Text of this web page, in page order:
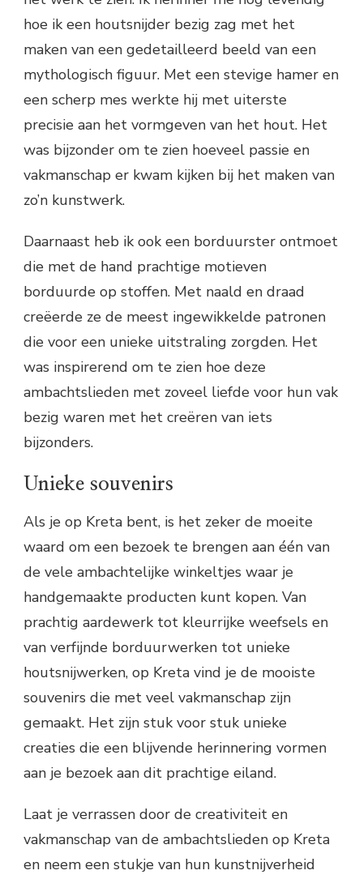
hoe ik een houtsnijder bezig zag met het
maken van een gedetailleerd beeld van een
mythologisch figuur. Met een stevige hamer en
een scherp mes werkte hij met uiterste
precisie aan het vormgeven van het hout. Het
was bijzonder om te zien hoeveel passie en
vakmanschap er kwam kijken bij het maken van
zo’n kunstwerk.
Daarnaast heb ik ook een borduurster ontmoet
die met de hand prachtige motieven
borduurde op stoffen. Met naald en draad
creëerde ze de meest ingewikkelde patronen
die voor een unieke uitstraling zorgden. Het
was inspirerend om te zien hoe deze
ambachtslieden met zoveel liefde voor hun vak
bezig waren met het creëren van iets
bijzonders.
Unieke souvenirs
Als je op Kreta bent, is het zeker de moeite
waard om een bezoek te brengen aan één van
de vele ambachtelijke winkeltjes waar je
handgemaakte producten kunt kopen. Van
prachtig aardewerk tot kleurrijke weefsels en
van verfijnde borduurwerken tot unieke
houtsnijwerken, op Kreta vind je de mooiste
souvenirs die met veel vakmanschap zijn
gemaakt. Het zijn stuk voor stuk unieke
creaties die een blijvende herinnering vormen
aan je bezoek aan dit prachtige eiland.
Laat je verrassen door de creativiteit en
vakmanschap van de ambachtslieden op Kreta
en neem een stukje van hun kunstnijverheid